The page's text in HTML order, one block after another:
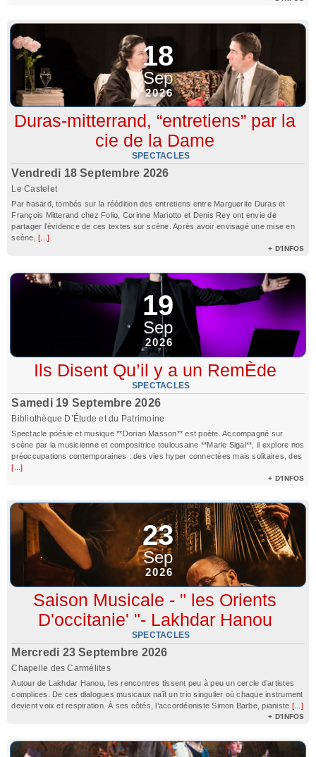
18
Sep
2026
Duras-mitterrand, “entretiens” par la
cie de la Dame
SPECTACLES
Vendredi 18 Septembre 2026
Le Castelet
Par hasard, tombés sur la réédition des entretiens entre Marguerite Duras et
François Mitterand chez Folio, Corinne Mariotto et Denis Rey ont envie de
partager l’évidence de ces textes sur scène. Après avoir envisagé une mise en
scène,[...]
+ D'INFOS
19
Sep
2026
Ils Disent Qu’il y a un RemÈde
SPECTACLES
Samedi 19 Septembre 2026
Bibliothèque D’Étude et du Patrimoine
Spectacle poésie et musique **Dorian Masson** est poète. Accompagné sur
scène par la musicienne et compositrice toulousaine **Marie Sigal**, il explore nos
préoccupations contemporaines : des vies hyper connectées mais solitaires, des
[...]
+ D'INFOS
23
Sep
2026
Saison Musicale - " les Orients
D'occitanie' "- Lakhdar Hanou
SPECTACLES
Mercredi 23 Septembre 2026
Chapelle des Carmélites
Autour de Lakhdar Hanou, les rencontres tissent peu à peu un cercle d’artistes
complices. De ces dialogues musicaux naît un trio singulier où chaque instrument
devient voix et respiration. À ses côtés, l’accordéoniste Simon Barbe, pianiste [...]
+ D'INFOS